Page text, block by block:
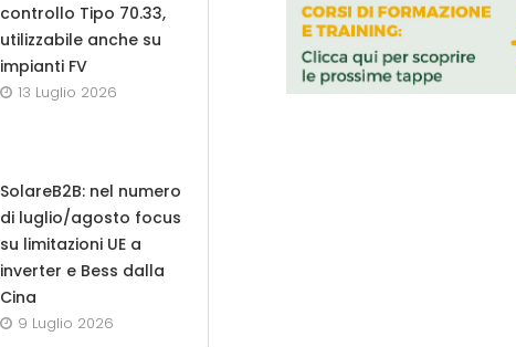
controllo Tipo 70.33,
utilizzabile anche su
impianti FV
13 Luglio 2026
SolareB2B: nel numero
di luglio/agosto focus
su limitazioni UE a
inverter e Bess dalla
Cina
9 Luglio 2026